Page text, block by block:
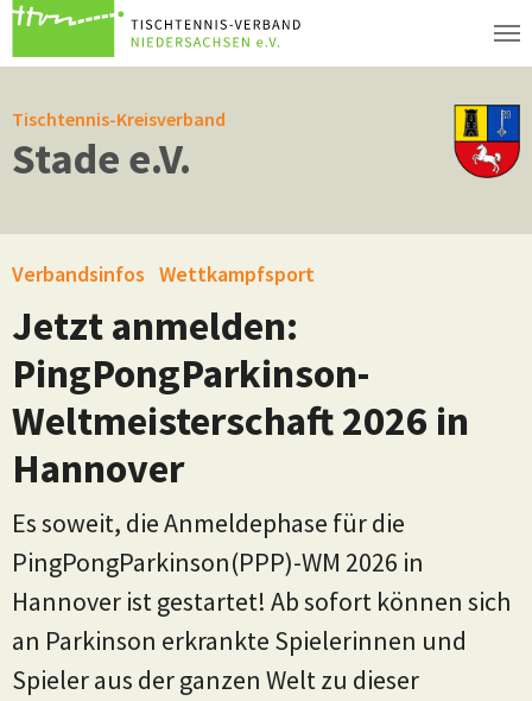
Tischtennis-Kreisverband
Stade e.V.
Verbandsinfos Wettkampfsport
Jetzt anmelden:
PingPongParkinson-
Weltmeisterschaft 2026 in
Hannover
Es soweit, die Anmeldephase für die
PingPongParkinson(PPP)-WM 2026 in
Hannover ist gestartet! Ab sofort können sich
an Parkinson erkrankte Spielerinnen und
Spieler aus der ganzen Welt zu dieser